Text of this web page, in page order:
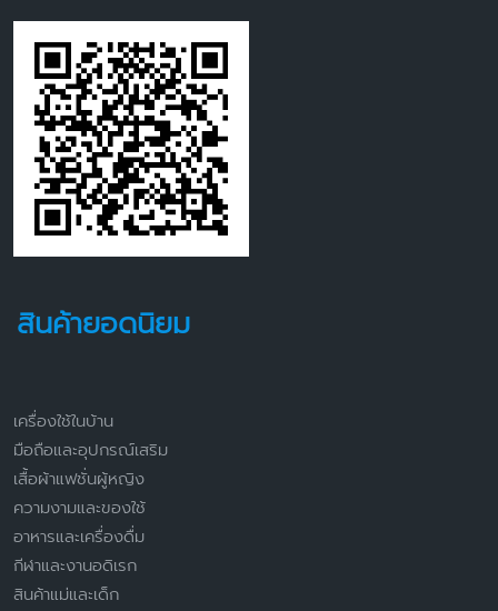
สินค้ายอดนิยม
เครื่องใช้ในบ้าน
มือถือและอุปกรณ์เสริม
เสื้อผ้าแฟชั่นผู้หญิง
ความงามและของใช้
อาหารและเครื่องดื่ม
กีฬาและงานอดิเรก
สินค้าแม่และเด็ก